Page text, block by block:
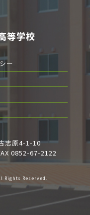
等学校
ー
志原4-1-10
0852-67-2122
Reserved.